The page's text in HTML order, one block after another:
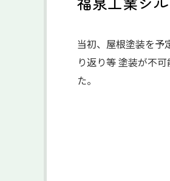
当初、屋根塗装を予
り返り等 塗装が不
た。